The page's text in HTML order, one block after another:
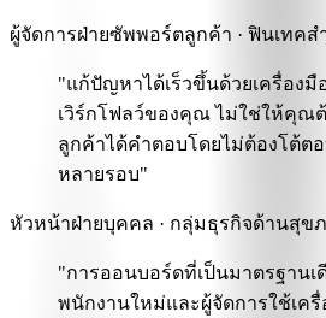
ผู้จัดการฝ่ายซัพพอร์ตลูกค้า · ฟินเทค
"แก้ปัญหาได้เร็วขึ้นด้วยเครื่องมื
เวิร์กโฟลว์ของคุณ ไม่ใช่ให้คุณ
ลูกค้าได้คำตอบโดยไม่ต้องโต้ต
หลายรอบ"
หัวหน้าฝ่ายบุคคล · กลุ่มธุรกิจด้านสุข
"การออนบอร์ดที่เป็นมาตรฐาน
พนักงานใหม่และผู้จัดการใช้เครื่